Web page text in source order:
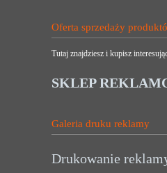
Oferta sprzedaży
Tutaj znajdziesz i kupisz
SKLEP
Galeria druku reklamy
Drukowanie